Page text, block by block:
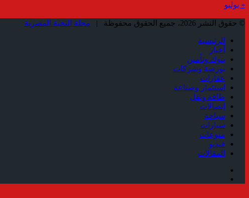
« يوليو
© حقوق النشر 2026، جميع الحقوق محفوظة | مجلة النخبة المصرية
الرئيسية
أخبار
بنوك وتأمين
بورصة وشركات
عقارات
استثمار وصناعة
طاقة ونقل
إتصالات
سياحة
سيارات
منوعات
فيديو
المقالات